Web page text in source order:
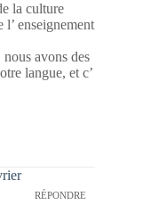
la culture
l’ enseignement
avons des
langue, et c’
RÉPONDRE